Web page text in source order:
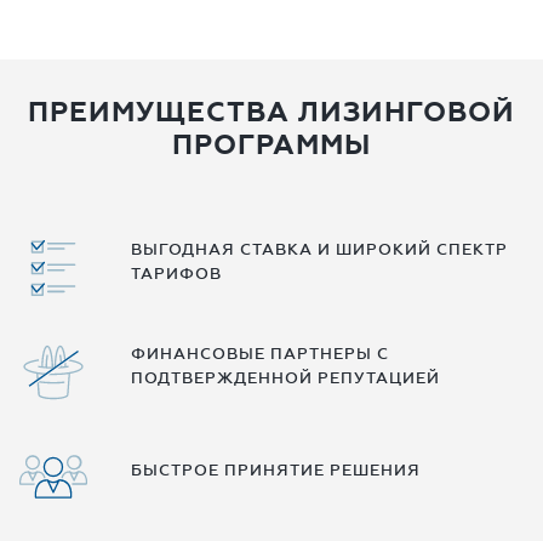
ПРЕИМУЩЕСТВА ЛИЗИНГОВОЙ
ПРОГРАММЫ
ВЫГОДНАЯ СТАВКА И ШИРОКИЙ СПЕКТР
ТАРИФОВ
ФИНАНСОВЫЕ ПАРТНЕРЫ С
ПОДТВЕРЖДЕННОЙ РЕПУТАЦИЕЙ
БЫСТРОЕ ПРИНЯТИЕ РЕШЕНИЯ